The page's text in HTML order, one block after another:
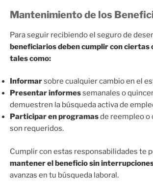
Mantenimiento de los
Para seguir recibiendo el seguro de
beneficiarios deben cumplir con ciertas
tales como:
Informarsobre cualquier cambio en el
Presentar informessemanales o
demuestren la búsqueda activa de
Participar en programasde reempleo o
son requeridos.
Cumplir con estas responsabilidades te
mantener el beneficio sin
avanzas en tu búsqueda laboral.